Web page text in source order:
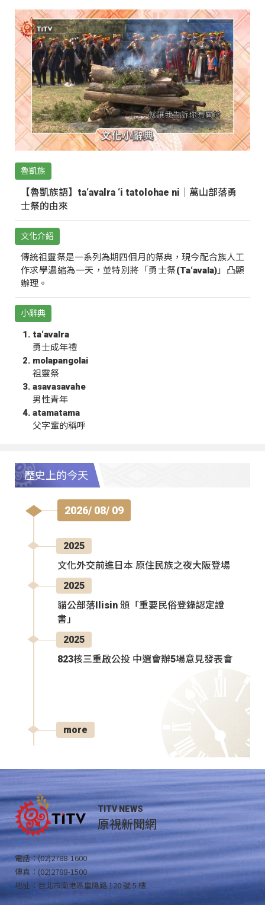
魯凱族
【魯凱族語】ta‘avalra ‘i tatolohae ni｜萬山部落勇
士祭的由來
文化介紹
傳統祖靈祭是一系列為期四個月的祭典，現今配合族人工
作求學濃縮為一天，並特別將「勇士祭(Ta‘avala)」凸顯
辦理。
小辭典
ta‘avalra
勇士成年禮
molapangolai
祖靈祭
asavasavahe
男性青年
atamatama
父字輩的稱呼
歷史上的今天
2026/ 08/ 09
2025
文化外交前進日本 原住民族之夜大阪登場
2025
貓公部落Ilisin 頒「重要民俗登錄認定證
書」
2025
823核三重啟公投 中選會辦5場意見發表會
more
TITV NEWS
原視新聞網
電話：(02)2788-1600
傳真：(02)2788-1500
地址：台北市南港區重陽路 120 號 5 樓